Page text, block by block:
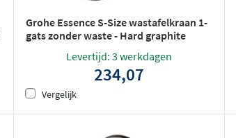
Grohe Essence S-Size wastafelkraan 1-
gats zonder waste - Hard graphite
Levertijd: 3 werkdagen
234,07
Vergelijk